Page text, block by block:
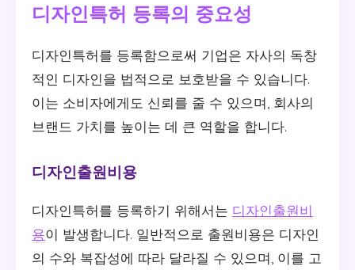
디자인특허 등록의 중요성
디자인특허를 등록함으로써 기업은 자사의 독창
적인 디자인을 법적으로 보호받을 수 있습니다.
이는 소비자에게도 신뢰를 줄 수 있으며, 회사의
브랜드 가치를 높이는 데 큰 역할을 합니다.
디자인출원비용
디자인특허를 등록하기 위해서는 디자인출원비
용이 발생합니다. 일반적으로 출원비용은 디자인
의 수와 복잡성에 따라 달라질 수 있으며, 이를 고